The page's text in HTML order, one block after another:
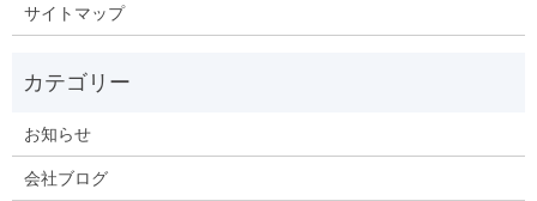
サイトマップ
お知らせ
会社ブログ